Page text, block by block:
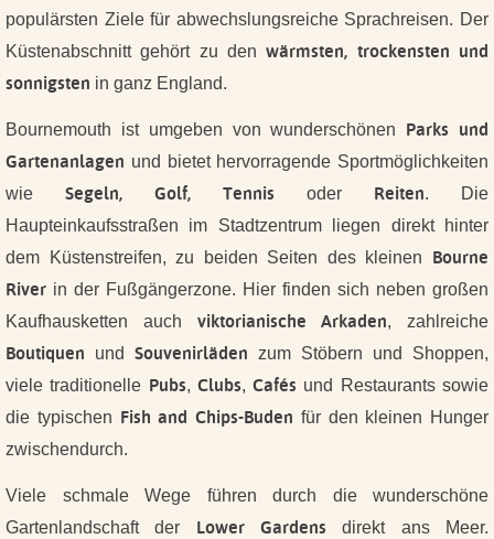
populärsten Ziele für abwechslungsreiche Sprachreisen. Der
Küstenabschnitt gehört zu denwärmsten, trockensten und
sonnigsten in ganz England.
Bournemouth ist umgeben von wunderschönen Parks und
Gartenanlagen und bietet hervorragende Sportmöglichkeiten
wie Segeln, Golf, Tennis oder Reiten. Die
Haupteinkaufsstraßen im Stadtzentrum liegen direkt hinter
dem Küstenstreifen, zu beiden Seiten des kleinen Bourne
River in der Fußgängerzone. Hier finden sich neben großen
Kaufhausketten auch viktorianische Arkaden, zahlreiche
Boutiquen und Souvenirläden zum Stöbern und Shoppen,
viele traditionelle Pubs, Clubs,Cafés und Restaurants sowie
die typischen Fish and Chips-Buden für den kleinen Hunger
zwischendurch.
Viele schmale Wege führen durch die wunderschöne
Gartenlandschaft der Lower Gardens direkt ans Meer.